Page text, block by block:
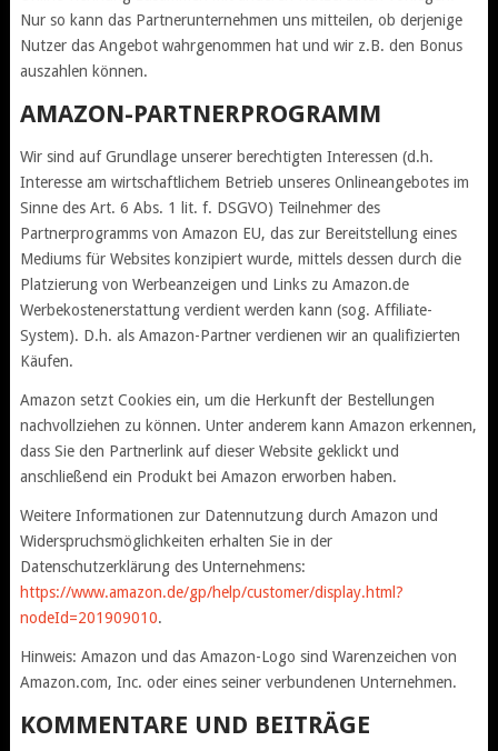
Nur so kann das Partnerunternehmen uns mitteilen, ob derjenige
Nutzer das Angebot wahrgenommen hat und wir z.B. den Bonus
auszahlen können.
AMAZON-PARTNERPROGRAMM
Wir sind auf Grundlage unserer berechtigten Interessen (d.h.
Interesse am wirtschaftlichem Betrieb unseres Onlineangebotes im
Sinne des Art. 6 Abs. 1 lit. f. DSGVO) Teilnehmer des
Partnerprogramms von Amazon EU, das zur Bereitstellung eines
Mediums für Websites konzipiert wurde, mittels dessen durch die
Platzierung von Werbeanzeigen und Links zu Amazon.de
Werbekostenerstattung verdient werden kann (sog. Affiliate-
System). D.h. als Amazon-Partner verdienen wir an qualifizierten
Käufen.
Amazon setzt Cookies ein, um die Herkunft der Bestellungen
nachvollziehen zu können. Unter anderem kann Amazon erkennen,
dass Sie den Partnerlink auf dieser Website geklickt und
anschließend ein Produkt bei Amazon erworben haben.
Weitere Informationen zur Datennutzung durch Amazon und
Widerspruchsmöglichkeiten erhalten Sie in der
Datenschutzerklärung des Unternehmens:
https://www.amazon.de/gp/help/customer/display.html?
nodeId=201909010.
Hinweis: Amazon und das Amazon-Logo sind Warenzeichen von
Amazon.com, Inc. oder eines seiner verbundenen Unternehmen.
KOMMENTARE UND BEITRÄGE